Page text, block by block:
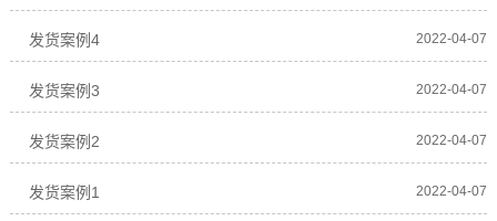
发货案例4 2022-04-07
发货案例3 2022-04-07
发货案例2 2022-04-07
发货案例1 2022-04-07